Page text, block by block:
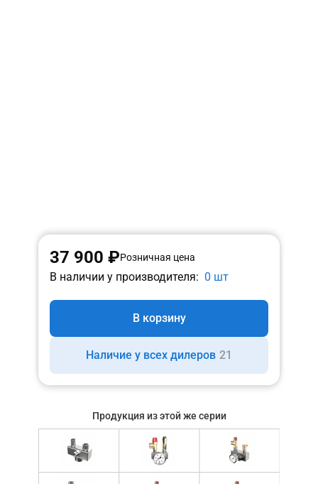
37 900 ₽Розничная цена
В наличии у производителя: 0 шт
В корзину
Наличие у всех дилеров 21
Продукция из этой же серии